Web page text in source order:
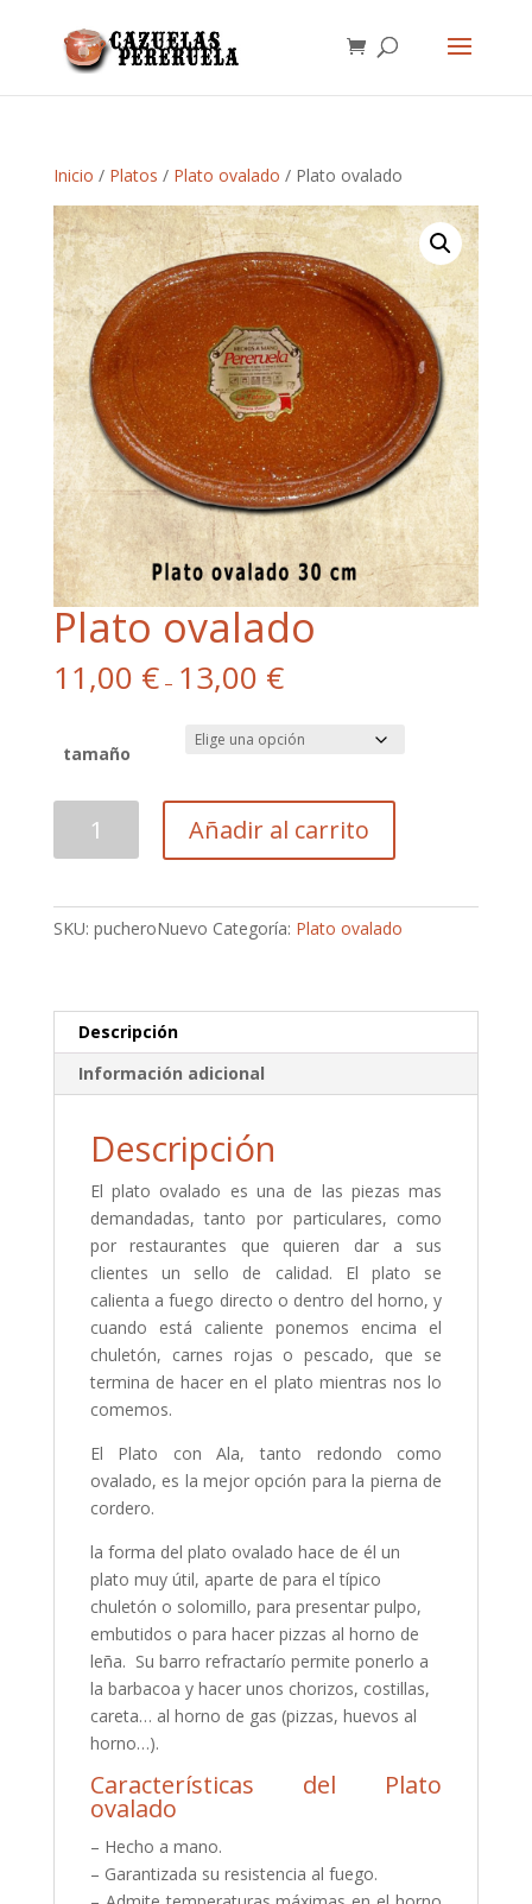
Inicio / Platos / Plato ovalado / Plato ovalado
Plato ovalado
11,00 €– 13,00 €
tamaño
ovalado
Añadir al carrito
SKU: pucheroNuevo Categoría: Plato ovalado
Descripción
Información adicional
Descripción
El plato ovalado es una de las piezas mas
demandadas, tanto por particulares, como
por restaurantes que quieren dar a sus
clientes un sello de calidad. El plato se
calienta a fuego directo o dentro del horno, y
cuando está caliente ponemos encima el
chuletón, carnes rojas o pescado, que se
termina de hacer en el plato mientras nos lo
comemos.
El Plato con Ala, tanto redondo como
ovalado, es la mejor opción para la pierna de
cordero.
la forma del plato ovalado hace de él un
plato muy útil, aparte de para el típico
chuletón o solomillo, para presentar pulpo,
embutidos o para hacer pizzas al horno de
leña. Su barro refractarío permite ponerlo a
la barbacoa y hacer unos chorizos, costillas,
careta… al horno de gas (pizzas, huevos al
horno…).
Características del Plato
ovalado
– Hecho a mano.
– Garantizada su resistencia al fuego.